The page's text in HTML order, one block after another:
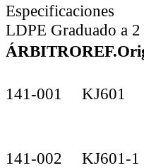
Especificaciones
LDPE Graduado a
ÁRBITRO
141-001 KJ601
141-002 KJ601-1